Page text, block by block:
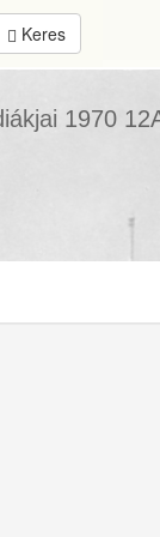
Keres
1970